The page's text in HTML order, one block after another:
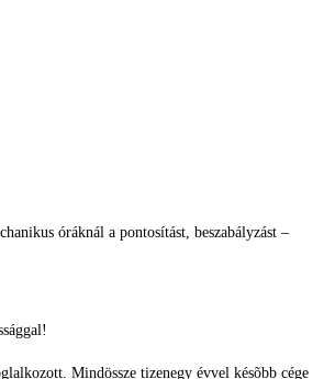
óráknál a pontosítást, beszabályzást –
Mindössze tizenegy évvel késõbb cége